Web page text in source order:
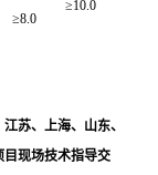
≥8.0
≥10.0
苏、上海、山东、
现场技术指导交